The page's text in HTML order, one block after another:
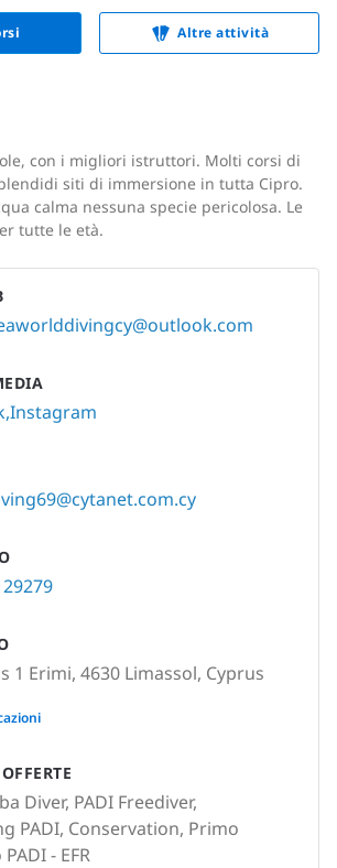
Altre attività
con i migliori istruttori. Molti corsi di
siti di immersione in tutta Cipro.
calma nessuna specie pericolosa. Le
tutte le età.
Diver, PADI Freediver,
PADI, Conservation, Primo
- EFR
Instagram
1 Erimi, 4630 Limassol, Cyprus